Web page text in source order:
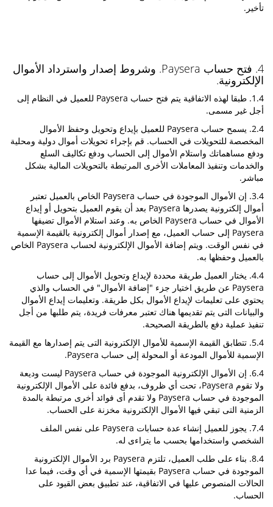
تأخير.
4. فتح حساب Paysera. وشروط إصدار واسترداد الأموال
الإلكترونية.
1.4. طبقا لهذه الاتفاقية يتم فتح حساب Paysera للعميل في النظام إلى
أجل غير مسمى.
2.4. يسمح حساب Paysera للعميل بإيداع وتحويل وحفظ الأموال
المخصصة للتحويلات في الحساب. قم بإجراء تحويلات أموال دولية ومحلية
ودفع مساهماتك واستلام الأموال إلى الحساب ودفع تكاليف السلع
والخدمات وتنفيذ المعاملات الأخرى المرتبطة بالتحويلات المالية بشكل
مباشر.
3.4. إن الأموال الموجودة في حساب Paysera الخاص بالعميل تعتبر
أموال إلكترونية يصدرها Paysera بعد أن يقوم العميل بتحويل أو إيداع
الأموال في حساب Paysera الخاص به. وعند استلام الأموال تضيفها
Paysera إلى حساب العميل، مع إصدار أموال إلكترونية بالقيمة الإسمية
في نفس الوقت. ويتم إضافة الأموال الإلكترونية لحساب Paysera الخاص
بالعميل وحفظها به.
4.4. يختار العميل طريقة محددة لإيداع وتحويل الأموال إلى حساب
Paysera عن طريق اختيار جزء "إضافة الأموال" في الحساب والذي
يحتوي على تعليمات لإيداع الأموال بكل طريقة. وتعليمات إيداع الأموال
والبيانات التى يتم تقديمها هناك تعتبر معرفات فريدة، يتم طلبها من أجل
تنفيذ عملية دفع بالطريقة الصحيحة.
5.4. تتطابق القيمة الإسمية للأموال الإلكترونية التى يتم إصدارها مع القيمة
الإسمية للأموال المودعة أو المحولة إلى حساب Paysera.
6.4. إن الأموال الإلكترونية الموجودة في حساب Paysera ليست وديعة
ولا تقوم Paysera، تحت أي ظروف، بدفع فائدة على الأموال الإلكترونية
الموجودة في حساب Paysera ولا تقدم أى فوائد أخرى مرتبطة بالمدة
الزمنية التى تبقي فيها الأموال الإلكترونية مخزنة على الحساب.
7.4. يجوز للعميل إنشاء عدة حسابات Paysera على نفس الملف
الشخصي واستخدامها بحسب ما يتراءى له.
8.4. بناء على طلب العميل، تلتزم Paysera برد الأموال الإلكترونية
الموجودة في حساب Paysera بقيمتها الإسمية في أي وقت، فيما عدا
الحالات المنصوص عليها في الاتفاقية، عند تطبيق بعض القيود على
الحساب.